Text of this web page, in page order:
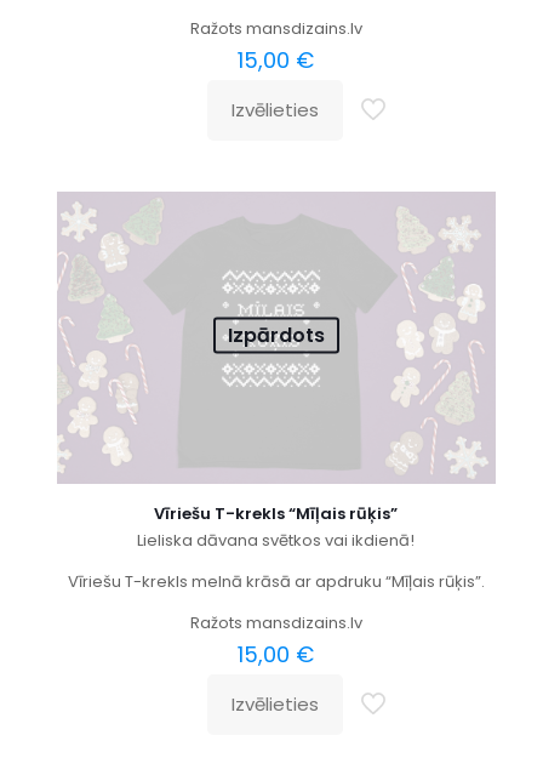
Ražots mansdizains.lv
15,00 €
Izvēlieties
Izpārdots
Vīriešu T-krekls “Mīļais rūķis”
Lieliska dāvana svētkos vai ikdienā!
Vīriešu T-krekls melnā krāsā ar apdruku “Mīļais rūķis”.
Ražots mansdizains.lv
15,00 €
Izvēlieties